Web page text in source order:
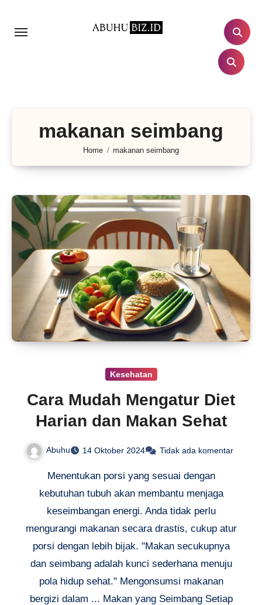
makanan seimbang
Home makanan seimbang
Kesehatan
Cara Mudah Mengatur Diet
Harian dan Makan Sehat
Abuhu 14 Oktober 2024 Tidak ada komentar
Menentukan porsi yang sesuai dengan
kebutuhan tubuh akan membantu menjaga
keseimbangan energi. Anda tidak perlu
mengurangi makanan secara drastis, cukup atur
porsi dengan lebih bijak. "Makan secukupnya
dan seimbang adalah kunci sederhana menuju
pola hidup sehat." Mengonsumsi makanan
bergizi dalam ... Makan yang Seimbang Setiap